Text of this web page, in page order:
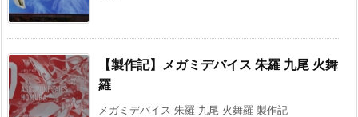
【製作記】メガミデバイス 朱羅 九尾 火舞
羅
メガミデバイス 朱羅 九尾 火舞羅 製作記